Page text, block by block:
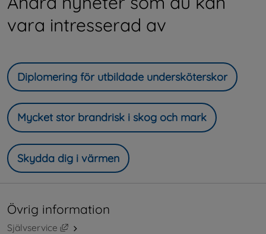
vara intresserad av
Diplomering för utbildade undersköterskor
Mycket stor brandrisk i skog och mark
Skydda dig i värmen
Övrig information
Självservice
Länk till annan webbplats, öppnas i nytt fönster.